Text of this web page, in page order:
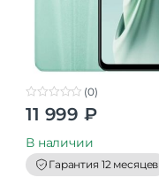
0
t
o
f
5
(0)
11 999 ₽
В наличии
Гарантия 12 месяцев